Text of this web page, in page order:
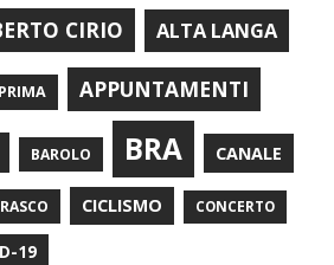
CIRIO ALTA LANGA
APPUNTAMENTI
BAROLO BRA CANALE
CICLISMO CONCERTO
19